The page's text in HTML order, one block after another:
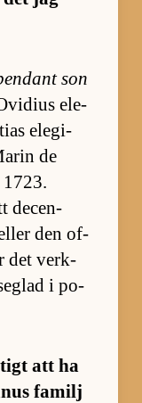
son
ele­
ele­gi­
de
de­cen­
den of­
det verk­
i po­
att ha
fa­milj